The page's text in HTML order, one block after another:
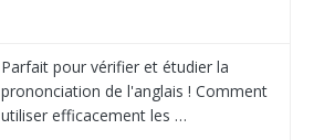
Parfait pour vérifier et étudier la
prononciation de l'anglais ! Comment
utiliser efficacement les …